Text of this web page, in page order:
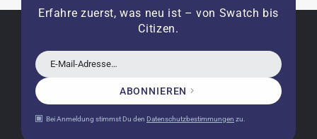
11.02.2026
Sehr entgegenkommend auch bei
Sonderwünschen; wurde umgehend und
verständlich informiert.
Kauf zu empfehlen
Erfahre zuerst, was neu ist – von Swatch bis
Citizen.
E-Mail-Adresse…
ABONNIEREN
Bei Anmeldung stimmst Du den Datenschutzbestimmungen zu.